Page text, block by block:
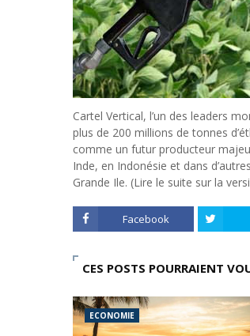
Cartel Vertical, l’un des leaders
plus de 200 millions de tonnes
comme un futur producteur
Inde, en Indonésie et dans
Grande Ile. (Lire le suite sur la
Facebook
CES POSTS POURRAIENT
ECONOMIE